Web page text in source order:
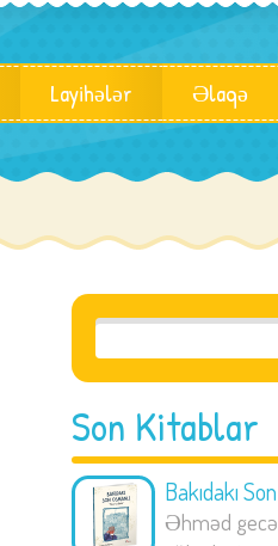
Layihələr Əlaqə
Son Kitablar
Bakıdakı
Əhməd